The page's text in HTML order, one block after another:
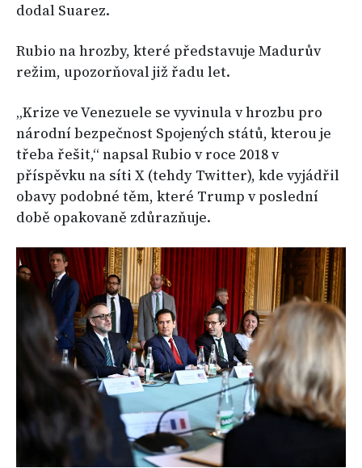
dodal Suarez.
Rubio na hrozby, které představuje Madurův
režim, upozorňoval již řadu let.
„Krize ve Venezuele se vyvinula v hrozbu pro
národní bezpečnost Spojených států, kterou je
třeba řešit,“ napsal Rubio v roce 2018 v
příspěvku na síti X (tehdy Twitter), kde vyjádřil
obavy podobné těm, které Trump v poslední
době opakovaně zdůrazňuje.